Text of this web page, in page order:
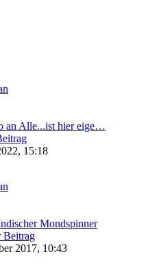
an Alle...ist hier eige…
15:18
Mondspinner
Beitrag
2017, 10:43